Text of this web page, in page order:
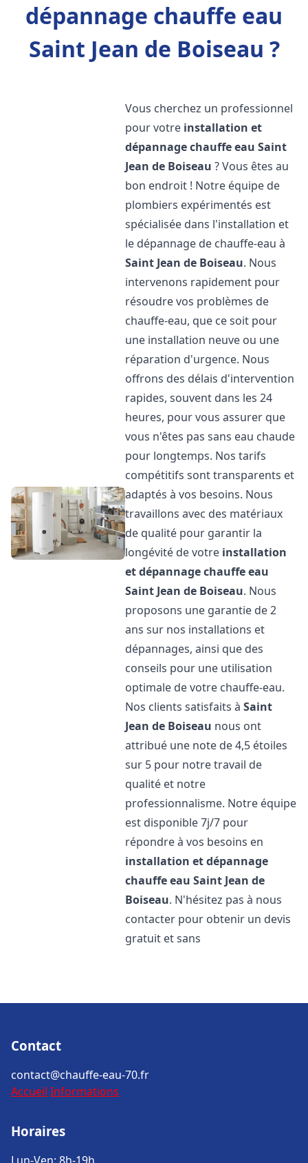
dépannage chauffe eau
Saint Jean de Boiseau ?
Vous cherchez un professionnel
pour votre installation et
dépannage chauffe eau Saint
Jean de Boiseau ? Vous êtes au
bon endroit ! Notre équipe de
plombiers expérimentés est
spécialisée dans l'installation et
le dépannage de chauffe-eau à
Saint Jean de Boiseau. Nous
intervenons rapidement pour
résoudre vos problèmes de
chauffe-eau, que ce soit pour
une installation neuve ou une
réparation d'urgence. Nous
offrons des délais d'intervention
rapides, souvent dans les 24
heures, pour vous assurer que
vous n'êtes pas sans eau chaude
pour longtemps. Nos tarifs
compétitifs sont transparents et
adaptés à vos besoins. Nous
travaillons avec des matériaux
de qualité pour garantir la
longévité de votre installation
et dépannage chauffe eau
Saint Jean de Boiseau. Nous
proposons une garantie de 2
ans sur nos installations et
dépannages, ainsi que des
conseils pour une utilisation
optimale de votre chauffe-eau.
Nos clients satisfaits àSaint
Jean de Boiseau nous ont
attribué une note de 4,5 étoiles
sur 5 pour notre travail de
qualité et notre
professionnalisme. Notre équipe
est disponible 7j/7 pour
répondre à vos besoins en
installation et dépannage
chauffe eau Saint Jean de
Boiseau. N'hésitez pas à nous
contacter pour obtenir un devis
gratuit et sans
Contact
contact@chauffe-eau-70.fr
Accueil Informations
Horaires